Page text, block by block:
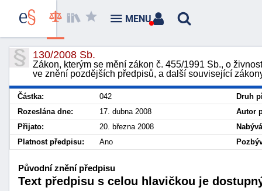
130/2008 Sb.
Zákon, kterým se mění zákon č. 455/1991 Sb., o
ve znění pozdějších předpisů, a další související
Částka: 042
Druh
Rozeslána dne:
17. dubna 2008
Autor
Přijato:
20. března 2008
Platnost předpisu:
Ano
Původní znění předpisu
Text předpisu s celou hlavičkou je
MENU